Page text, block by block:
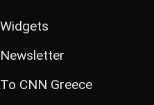
Widgets
Newsletter
Το CNN Greece